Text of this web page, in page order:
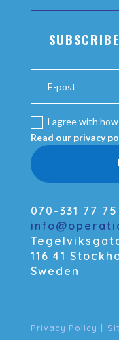
I agree with
Read our privacy
070-331 77 75
116 41
Sweden
Privacy Policy |